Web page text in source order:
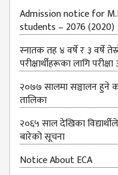
Admission notice for
students – 2076 (2020)
स्नातक तह ४ वर्षे र ३ वर्षे
परीक्षार्थीहरूका लागि
२०७७ सालमा सञ्चालन हुने
तालिका
२०६५ साल देखिका
बारेको सूचना
Notice About ECA